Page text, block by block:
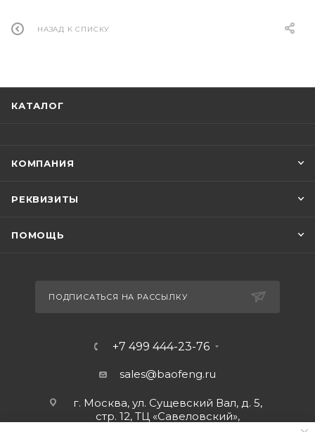
НАЗАД К СПИСКУ
КАТАЛОГ
КОМПАНИЯ
РЕКВИЗИТЫ
ПОМОЩЬ
ПОДПИСАТЬСЯ НА РАССЫЛКУ
+7 499 444-23-76
sales@baofeng.ru
г. Москва, ул. Сущевский Вал, д. 5,
стр. 12, ТЦ «Савеловский»,